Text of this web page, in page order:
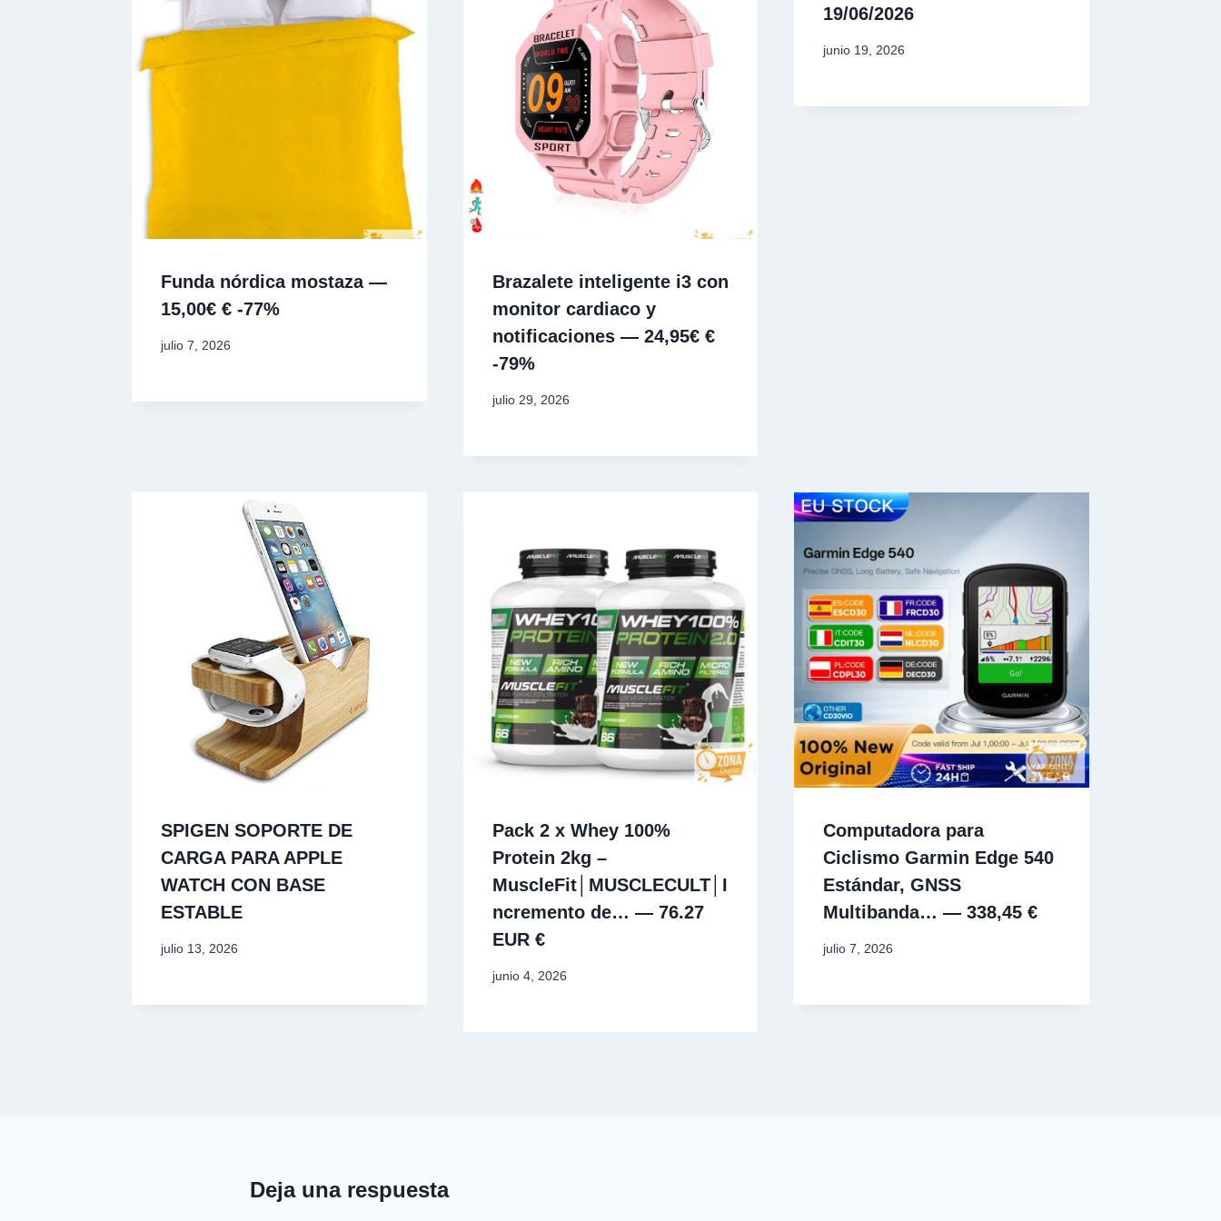
Funda nórdica mostaza —
15,00€ € -77%
julio 7, 2026
Brazalete inteligente i3 con
monitor cardiaco y
notificaciones — 24,95€ €
-79%
julio 29, 2026
19/06/2026
junio 19, 2026
SPIGEN SOPORTE DE
CARGA PARA APPLE
WATCH CON BASE
ESTABLE
julio 13, 2026
Pack 2 x Whey 100%
Protein 2kg –
MuscleFit│MUSCLECULT│I
ncremento de… — 76.27
EUR €
junio 4, 2026
Computadora para
Ciclismo Garmin Edge 540
Estándar, GNSS
Multibanda… — 338,45 €
julio 7, 2026
Deja una respuesta